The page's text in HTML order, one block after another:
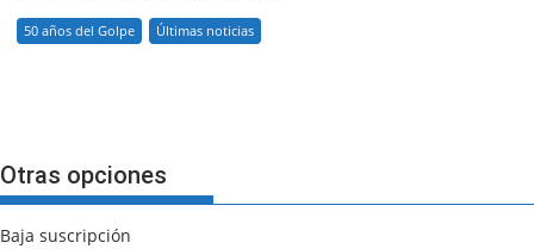
50 años del Golpe Últimas noticias
Otras opciones
Baja suscripción